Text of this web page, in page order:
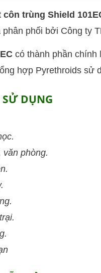
côn trùng Shield
phối bởi Công ty
có thành phần chính
hợp Pyrethroids sử
DỤNG
văn phòng.